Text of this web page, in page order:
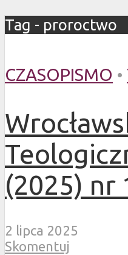
Tag - proroctwo
CZASOPISMO •
(2025) nr
2 lipca 2025
Skomentuj